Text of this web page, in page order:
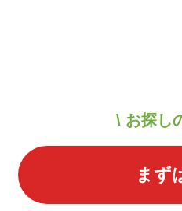
\ お探し
まず